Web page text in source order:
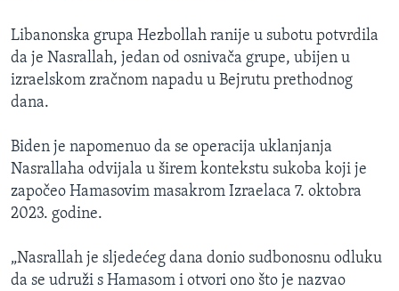
Libanonska grupa Hezbollah ranije u subotu potvrdila
da je Nasrallah, jedan od osnivača grupe, ubijen u
izraelskom zračnom napadu u Bejrutu prethodnog
dana.
Biden je napomenuo da se operacija uklanjanja
Nasrallaha odvijala u širem kontekstu sukoba koji je
započeo Hamasovim masakrom Izraelaca 7. oktobra
2023. godine.
„Nasrallah je sljedećeg dana donio sudbonosnu odluku
da se udruži s Hamasom i otvori ono što je nazvao